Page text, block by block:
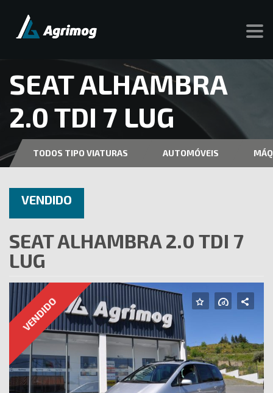
SEAT ALHAMBRA
2.0 TDI 7 LUG
TODOS TIPO VIATURAS AUTOMÓVEIS
VENDIDO
SEAT ALHAMBRA 2.0 TDI 7
LUG
VENDIDO